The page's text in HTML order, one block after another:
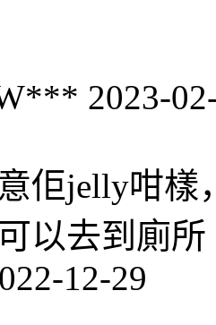
2023-
佢jelly咁樣
以去到廁
12-29